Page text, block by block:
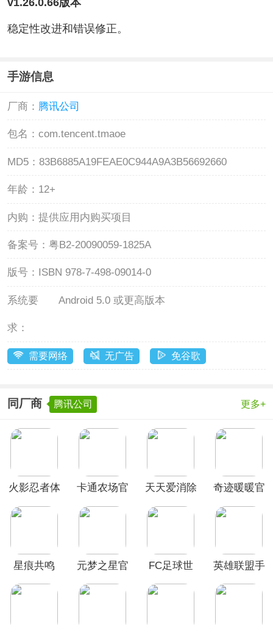
v1.26.0.66版本
稳定性改进和错误修正。
手游信息
厂商： 腾讯公司
包名： com.tencent.tmaoe
MD5： 83B6885A19FEAE0C944A9A3B56692660
年龄： 12+
内购： 提供应用内购买项目
备案号： 粤B2-20090059-1825A
版号： ISBN 978-7-498-09014-0
系统要
求：
Android 5.0 或更高版本
需要网络 无广告 免谷歌
同厂商 腾讯公司 更多+
火影忍者体
卡通农场官
天天爱消除
奇迹暖暖官
星痕共鸣
元梦之星官
FC足球世
英雄联盟手